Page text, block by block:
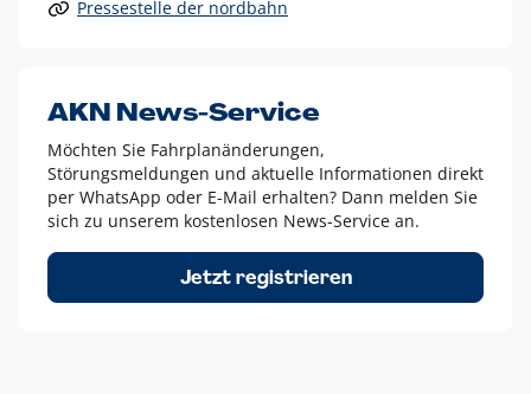
Alle anderen Logo-Varianten dürfen nur in Ausnahmefällen
Diese Ausnahmen sind zum Beispiel:
dem AKN Blau,
weißes Logo auf Fotohintergründen,
schwarzes Logo für reine Schwarz-Weiß-Umsetzungen
Um das Logo herum muss ein Schutzraum von jeweils einer
Höhe bzw. Breite des N aus AKN in alle Richtungen
Pressestelle der nordbahn
AKN News-Service
Möchten Sie Fahrplanänderungen,
Störungsmeldungen und aktuelle Informationen direkt
per WhatsApp oder E-Mail erhalten? Dann melden Sie
sich zu unserem kostenlosen News-Service an.
Jetzt registrieren